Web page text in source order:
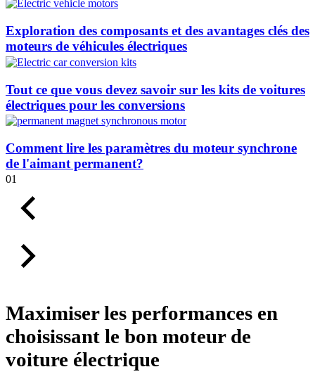
Exploration des composants et des avantages clés des
moteurs de véhicules électriques
Tout ce que vous devez savoir sur les kits de voitures
électriques pour les conversions
Comment lire les paramètres du moteur synchrone
de l'aimant permanent?
01
Maximiser les performances en
choisissant le bon moteur de
voiture électrique